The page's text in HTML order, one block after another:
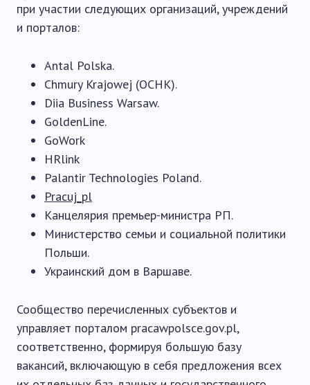
при участии следующих организаций, учреждений
и порталов:
Antal Polska.
Chmury Krajowej (OCHK).
Diia Business Warsaw.
GoldenLine.
GoWork
HRlink
Palantir Technologies Poland.
Pracuj_pl
Канцелярия премьер-министра РП.
Министерство семьи и социальной политики
Польши.
Украинский дом в Варшаве.
Сообщество перечисленных субъектов и
управляет порталом pracawpolsce.gov.pl,
соответственно, формируя большую базу
вакансий, включающую в себя предложения всех